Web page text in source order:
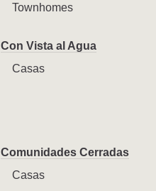
Townhomes
Con Vista al Agua
Casas
Comunidades Cerradas
Casas